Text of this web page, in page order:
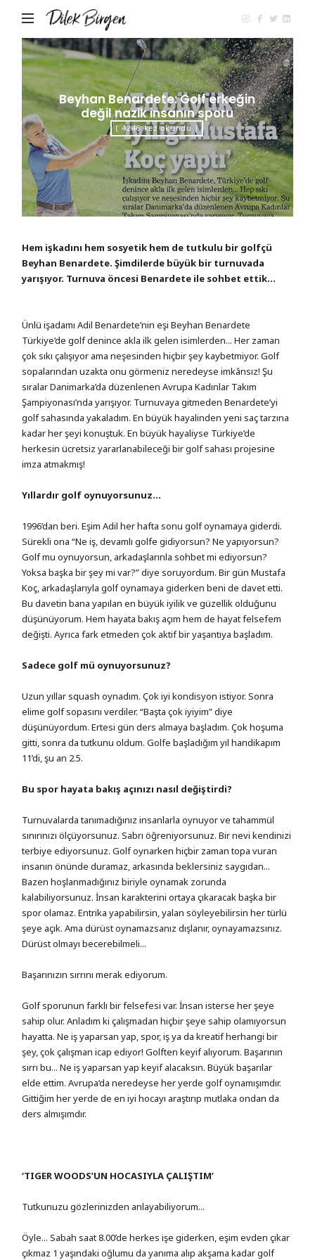
Birgen
Beyhan Benardete: Golf erkeğin
değil nazik insanın sporu
( 4246 kez okundu )
Hem işkadını hem sosyetik hem de tutkulu bir golfçü
Beyhan Benardete. Şimdilerde büyük bir turnuvada
yarışıyor. Turnuva öncesi Benardete ile sohbet ettik...
Ünlü işadamı Adil Benardete’nin eşi Beyhan Benardete
Türkiye’de golf denince akla ilk gelen isimlerden... Her zaman
çok sıkı çalışıyor ama neşesinden hiçbir şey kaybetmiyor. Golf
sopalarından uzakta onu görmeniz neredeyse imkânsız! Şu
sıralar Danimarka’da düzenlenen Avrupa Kadınlar Takım
Şampiyonası’nda yarışıyor. Turnuvaya gitmeden Benardete’yi
golf sahasında yakaladım. En büyük hayalinden yeni saç tarzına
kadar her şeyi konuştuk. En büyük hayaliyse Türkiye’de
herkesin ücretsiz yararlanabileceği bir golf sahası projesine
imza atmakmış!
Yıllardır golf oynuyorsunuz...
1996’dan beri. Eşim Adil her hafta sonu golf oynamaya giderdi.
Sürekli ona “Ne iş, devamlı golfe gidiyorsun? Ne yapıyorsun?
Golf mu oynuyorsun, arkadaşlarınla sohbet mi ediyorsun?
Yoksa başka bir şey mi var?” diye soruyordum. Bir gün Mustafa
Koç, arkadaşlarıyla golf oynamaya giderken beni de davet etti.
Bu davetin bana yapılan en büyük iyilik ve güzellik olduğunu
düşünüyorum. Hem hayata bakış açım hem de hayat felsefem
değişti. Ayrıca fark etmeden çok aktif bir yaşantıya başladım.
Sadece golf mü oynuyorsunuz?
Uzun yıllar squash oynadım. Çok iyi kondisyon istiyor. Sonra
elime golf sopasını verdiler. “Başta çok iyiyim” diye
düşünüyordum. Ertesi gün ders almaya başladım. Çok hoşuma
gitti, sonra da tutkunu oldum. Golfe başladığım yıl handikapım
11’di, şu an 2.5.
Bu spor hayata bakış açınızı nasıl değiştirdi?
Turnuvalarda tanımadığınız insanlarla oynuyor ve tahammül
sınırınızı ölçüyorsunuz. Sabrı öğreniyorsunuz. Bir nevi kendinizi
terbiye ediyorsunuz. Golf oynarken hiçbir zaman topa vuran
insanın önünde duramaz, arkasında beklersiniz saygıdan...
Bazen hoşlanmadığınız biriyle oynamak zorunda
kalabiliyorsunuz. İnsan karakterini ortaya çıkaracak başka bir
spor olamaz. Entrika yapabilirsin, yalan söyleyebilirsin her türlü
şeye açık. Ama dürüst oynamazsanız dışlanır, oynayamazsınız.
Dürüst olmayı becerebilmeli...
Başarınızın sırrını merak ediyorum.
Golf sporunun farklı bir felsefesi var. İnsan isterse her şeye
sahip olur. Anladım ki çalışmadan hiçbir şeye sahip olamıyorsun
hayatta. Ne iş yaparsan yap, spor, iş ya da kreatif herhangi bir
şey, çok çalışman icap ediyor! Golften keyif alıyorum. Başarının
sırrı bu... Ne iş yaparsan yap keyif alacaksın. Büyük başarılar
elde ettim. Avrupa’da neredeyse her yerde golf oynamışımdır.
Gittiğim her yerde de en iyi hocayı araştırıp mutlaka ondan da
ders almışımdır.
‘TIGER WOODS’UN HOCASIYLA ÇALIŞTIM’
Tutkunuzu gözlerinizden anlayabiliyorum...
Öyle... Sabah saat 8.00’de herkes işe giderken, eşim evden çıkar
çıkmaz 1 yaşındaki oğlumu da yanıma alıp akşama kadar golf